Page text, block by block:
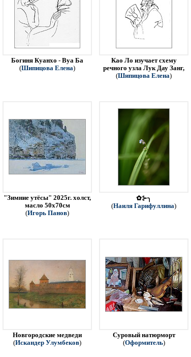
Богиня Куанхо - Вуа Ба
(Шипицова Елена)
Као Ло изучает схему
речного узла Лук Дау Занг,
(Шипицова Елена)
"Зимние утёсы" 2025г. холст,
масло 50х70см
(Игорь Панов)
✿⊱╮
(Наиля Гарифуллина)
Новгородские медведи
(Искандер Улумбеков)
Суровый натюрморт
(Оформитель)